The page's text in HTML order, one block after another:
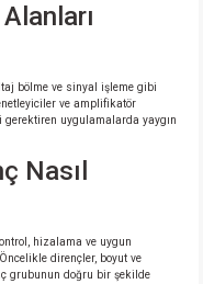
bölme ve sinyal işleme gibi
ve amplifikatör
uygulamalarda yaygın
Nasıl
hizalama ve uygun
dirençler, boyut ve
grubunun doğru bir şekilde